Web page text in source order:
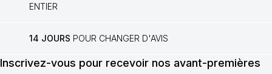
ENTIER
14 JOURS POUR CHANGER D'AVIS
Inscrivez-vous pour recevoir nos avant-premières